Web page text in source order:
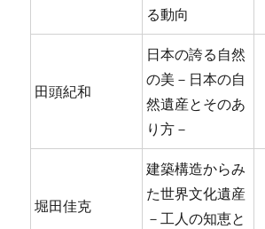
る動向
田頭紀和
日本の誇る自然
の美－日本の自
然遺産とそのあ
り方－
堀田佳克
建築構造からみ
た世界文化遺産
－工人の知恵と